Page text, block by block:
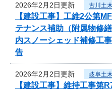
2026年2月2日更新 古川土
【建設工事】工維2公第
テナンス補助（附属物修
内スノーシェッド補修工
告
2026年2月2日更新 岐阜土
【建設工事】維持工事